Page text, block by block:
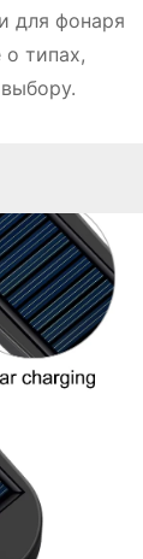
для фонаря
о типах,